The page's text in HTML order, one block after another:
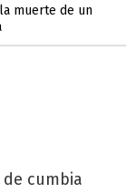
muerte de un
cumbia